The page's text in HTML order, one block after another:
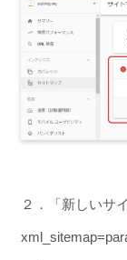
２．「新しいサ